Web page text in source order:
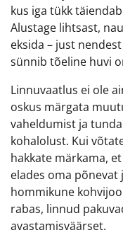
kus iga tükk
Alustage lihtsast,
eksida – just
sünnib tõeline huvi
Linnuvaatlus ei ole
oskus märgata
vaheldumist ja
kohalolust. Kui
hakkate märkama,
elades oma põnevat
hommikune
rabas, linnud
avastamisväärset.